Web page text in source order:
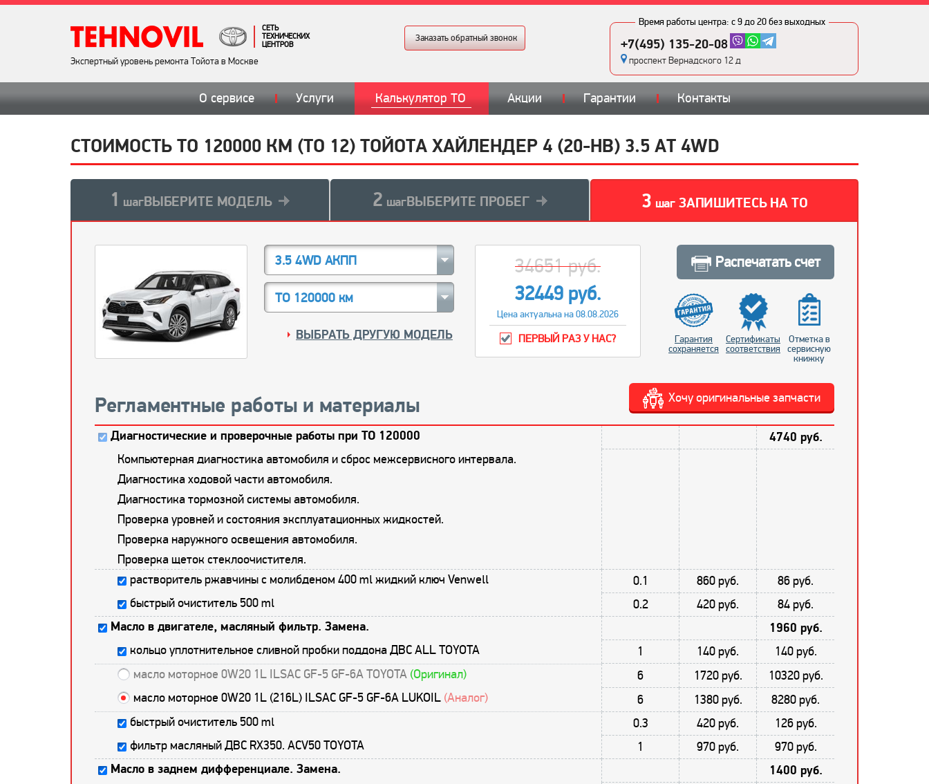
СЕТЬ
ТЕХНИЧЕСКИХ
ЦЕНТРОВ
Экспертный уровень ремонта Тойота в Москве
Заказать обратный звонок
Время работы центра: с 9 до 20 без выходных
+7(495) 135-20-08
проспект Вернадского 12 д
О сервисе Услуги Калькулятор ТО Акции Гарантии Контакты
СТОИМОСТЬ ТО 120000 КМ (ТО 12) ТОЙОТА ХАЙЛЕНДЕР 4 (20-НВ) 3.5 АТ 4WD
1 шагВЫБЕРИТЕ МОДЕЛЬ 2 шагВЫБЕРИТЕ ПРОБЕГ 3 шаг ЗАПИШИТЕСЬ НА ТО
3.5 4WD АКПП
ТО 120000 км
ВЫБРАТЬ ДРУГУЮ МОДЕЛЬ
34651 руб.
32449 руб.
Цена актуальна на 08.08.2026
ПЕРВЫЙ РАЗ У НАС?
Распечатать счет
Гарантия
сохраняется
Сертификаты
соответствия
Отметка в
сервисную
книжку
Хочу оригинальные запчасти
Регламентные работы и материалы
Диагностические и проверочные работы при ТО 120000 4740 руб.
Компьютерная диагностика автомобиля и сброс межсервисного интервала.
Диагностика ходовой части автомобиля.
Диагностика тормозной системы автомобиля.
Проверка уровней и состояния эксплуатационных жидкостей.
Проверка наружного освещения автомобиля.
Проверка щеток стеклоочистителя.
растворитель ржавчины с молибденом 400 ml жидкий ключ Venwell
0.1 860 руб.
86 руб.
быстрый очиститель 500 ml
0.2 420 руб. 84 руб.
Масло в двигателе, масляный фильтр. Замена. 1960 руб.
кольцо уплотнительное сливной пробки поддона ДВС ALL TOYOTA 1 140 руб.
140 руб.
масло моторное 0W20 1L ILSAC GF-5 GF-6A TOYOTA (Оригинал) 6 1720 руб.
10320 руб.
масло моторное 0W20 1L (216L) ILSAC GF-5 GF-6A LUKOIL (Аналог) 6 1380 руб.
8280 руб.
быстрый очиститель 500 ml
0.3 420 руб.
126 руб.
фильтр масляный ДВС RX350. ACV50 TOYOTA
1 970 руб. 970 руб.
Масло в заднем дифференциале. Замена. 1400 руб.